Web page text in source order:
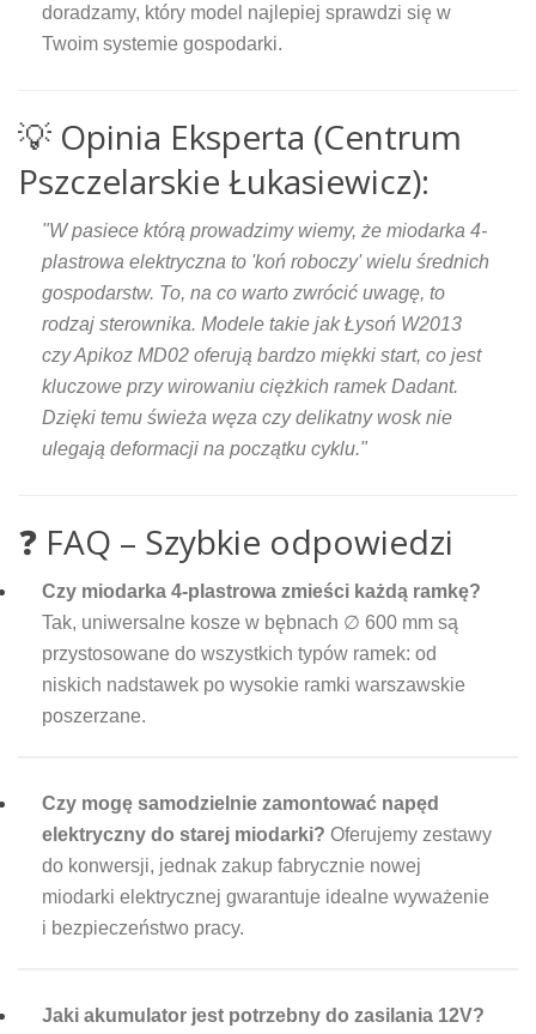
doradzamy, który model najlepiej sprawdzi się w
Twoim systemie gospodarki.
💡 Opinia Eksperta (Centrum
Pszczelarskie Łukasiewicz):
"W pasiece którą prowadzimy wiemy, że miodarka 4-
plastrowa elektryczna to 'koń roboczy' wielu średnich
gospodarstw. To, na co warto zwrócić uwagę, to
rodzaj sterownika. Modele takie jak Łysoń W2013
czy Apikoz MD02 oferują bardzo miękki start, co jest
kluczowe przy wirowaniu ciężkich ramek Dadant.
Dzięki temu świeża węza czy delikatny wosk nie
ulegają deformacji na początku cyklu."
❓ FAQ – Szybkie odpowiedzi
Czy miodarka 4-plastrowa zmieści każdą ramkę?
Tak, uniwersalne kosze w bębnach ∅ 600 mm są
przystosowane do wszystkich typów ramek: od
niskich nadstawek po wysokie ramki warszawskie
poszerzane.
Czy mogę samodzielnie zamontować napęd
elektryczny do starej miodarki? Oferujemy zestawy
do konwersji, jednak zakup fabrycznie nowej
miodarki elektrycznej gwarantuje idealne wyważenie
i bezpieczeństwo pracy.
Jaki akumulator jest potrzebny do zasilania 12V?